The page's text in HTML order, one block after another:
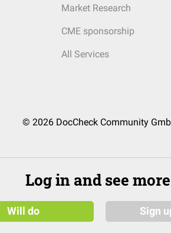
Market Research
CME sponsorship
All Services
© 2026 DocCheck Community
Log in and see
Will do Sign